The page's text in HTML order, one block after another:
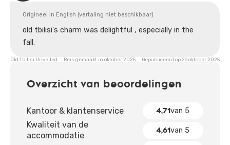
Origineel in English (vertaling niet beschikbaar)
old tbilisi's charm was delightful , especially in the
fall.
Old Tbilisi Unveiled Reis gemaakt in oktober 2025 Gepubliceerd op 26 oktober 2025
Overzicht van beoordelingen
Kantoor & klantenservice 4,71van 5
Kwaliteit van de
accommodatie
4,61van 5